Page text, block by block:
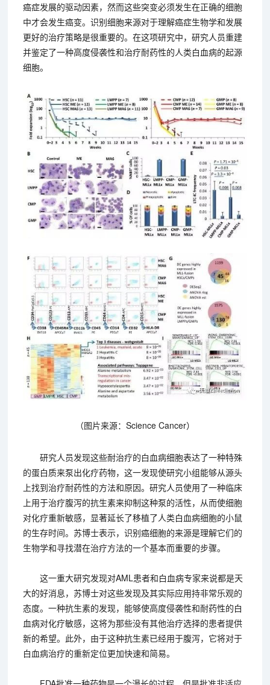
癌症发展的驱动因素，然而这些突变必须发生在正确的细胞
中才会发生癌变。识别细胞来源对于理解癌症生物学和发展
更好的治疗策略是很重要的。在这项研究中，研究人员重建
并鉴定了一种高度侵袭性和治疗耐药性的人类白血病的起源
细胞。
（图片来源：Science Cancer）
研究人员发现这些耐治疗的白血病细胞表达了一种特殊
的蛋白质来泵出化疗药物，这一发现使研究小组能够从源头
上找到治疗耐药性的方法和原因。研究人员使用了一种临床
上用于治疗腹泻的抗生素来抑制这种泵的活性，从而使细胞
对化疗重新敏感，显著延长了移植了人类白血病细胞的小鼠
的生存时间。苏博士表示，识别癌细胞的来源是理解它们的
生物学和寻找潜在治疗方法的一个基本而重要的步骤。
这一重大研究发现对AML患者和白血病专家来说都是天
大的好消息，苏博士对这些发现及其实际应用持非常乐观的
态度。一种抗生素的发现，能够使高度侵袭性和耐药性的白
血病对化疗敏感，这将为那些没有其他治疗选择的患者提供
新的希望。此外，由于这种抗生素已经用于腹泻，它将对于
白血病治疗的重新定位更加快速和简易。